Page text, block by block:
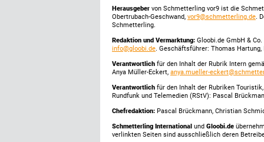
Herausgeber von Schmetterling vor9 ist die
Obertrubach-Geschwand, vor9@schmetterling.de.
Schmetterling.
Redaktion und Vermarktung: Gloobi.de GmbH &
info@gloobi.de. Geschäftsführer: Thomas
Verantwortlich für den Inhalt der Rubrik Intern
Anya Müller-Eckert, anya.mueller-
Verantwortlich für den Inhalt der Rubriken
Rundfunk und Telemedien (RStV): Pascal
Chefredaktion: Pascal Brückmann, Christian
Schmetterling International und Gloobi.de
verlinkten Seiten sind ausschließlich deren